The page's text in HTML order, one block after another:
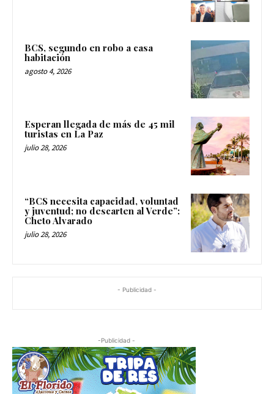
BCS, segundo en robo a casa
habitación
agosto 4, 2026
Esperan llegada de más de 45 mil
turistas en La Paz
julio 28, 2026
“BCS necesita capacidad, voluntad
y juventud; no descarten al Verde”:
Cheto Alvarado
julio 28, 2026
- Publicidad -
-Publicidad -